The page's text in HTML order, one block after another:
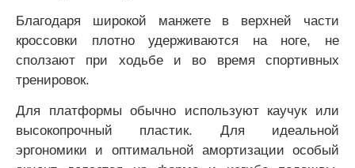
Благодаря широкой манжете в верхней части
кроссовки плотно удерживаются на ноге, не
сползают при ходьбе и во время спортивных
тренировок.
Для платформы обычно используют каучук или
высокопрочный пластик. Для идеальной
эргономики и оптимальной амортизации особый